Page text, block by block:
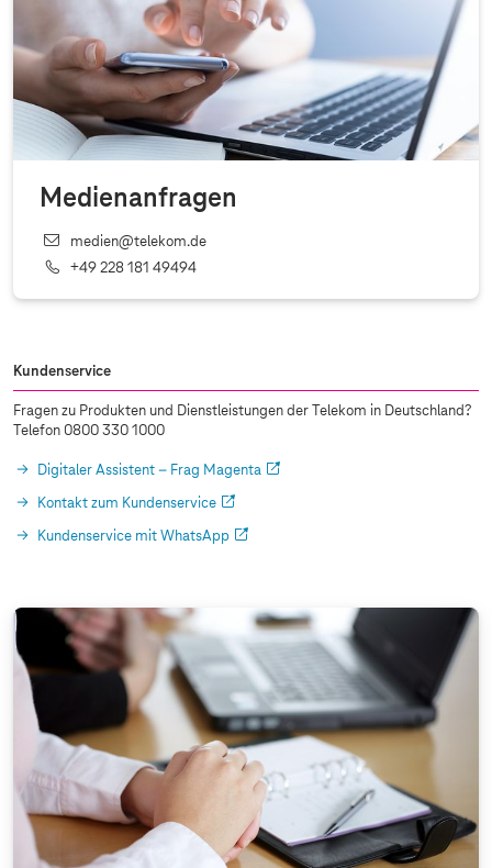
Medienanfragen
medien@telekom.de
+49 228 181 49494
Kundenservice
Fragen zu Produkten und Dienstleistungen der Telekom in Deutschland?
Telefon 0800 330 1000
Digitaler Assistent – Frag Magenta
Kontakt zum Kundenservice
Kundenservice mit WhatsApp